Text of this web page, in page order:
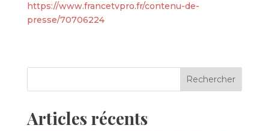
https://www.francetvpro.fr/contenu-de-
presse/70706224
Articles récents